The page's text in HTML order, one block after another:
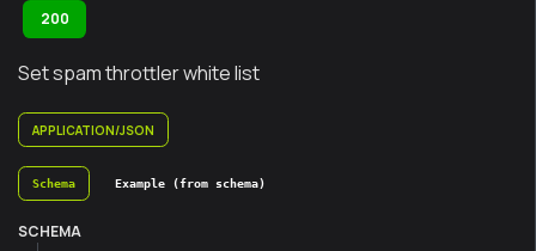
200
Set spam throttler white list
APPLICATION/JSON
Schema Example (from schema)
SCHEMA